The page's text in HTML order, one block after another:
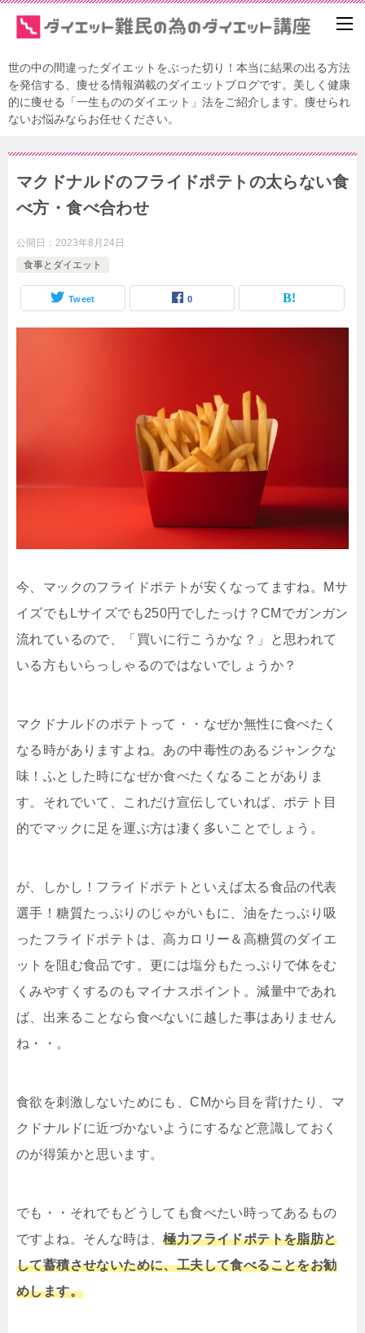
世の中の間違ったダイエットをぶった切り！本当に結果の出る方法
を発信する、痩せる情報満載のダイエットブログです。美しく健康
的に痩せる「一生もののダイエット」法をご紹介します。痩せられ
ないお悩みならお任せください。
マクドナルドのフライドポテトの太らない食
べ方・食べ合わせ
公開日： 2023年8月24日
食事とダイエット
Tweet 0
今、マックのフライドポテトが安くなってますね。Mサ
イズでもLサイズでも250円でしたっけ？CMでガンガン
流れているので、「買いに行こうかな？」と思われて
いる方もいらっしゃるのではないでしょうか？
マクドナルドのポテトって・・なぜか無性に食べたく
なる時がありますよね。あの中毒性のあるジャンクな
味！ふとした時になぜか食べたくなることがありま
す。それでいて、これだけ宣伝していれば、ポテト目
的でマックに足を運ぶ方は凄く多いことでしょう。
が、しかし！フライドポテトといえば太る食品の代表
選手！糖質たっぷりのじゃがいもに、油をたっぷり吸
ったフライドポテトは、高カロリー＆高糖質のダイエ
ットを阻む食品です。更には塩分もたっぷりで体をむ
くみやすくするのもマイナスポイント。減量中であれ
ば、出来ることなら食べないに越した事はありません
ね・・。
食欲を刺激しないためにも、CMから目を背けたり、マ
クドナルドに近づかないようにするなど意識しておく
のが得策かと思います。
でも・・それでもどうしても食べたい時ってあるもの
ですよね。そんな時は、極力フライドポテトを脂肪と
して蓄積させないために、工夫して食べることをお勧
めします。